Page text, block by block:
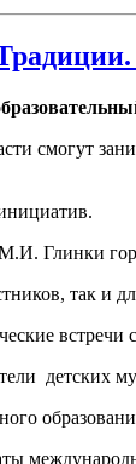
Глинки
так и
встречи
детских